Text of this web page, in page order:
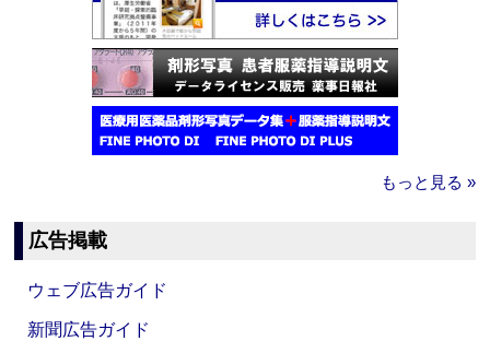
もっと見る »
広告掲載
ウェブ広告ガイド
新聞広告ガイド